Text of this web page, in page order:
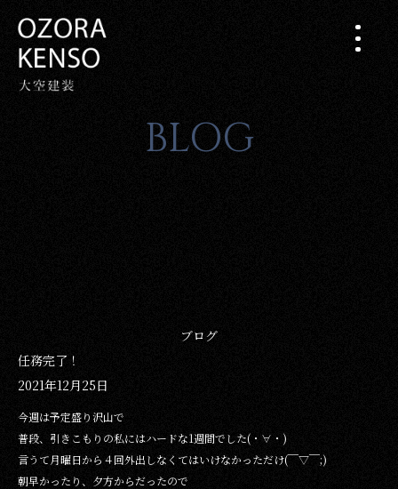
BLOG
ブログ
任務完了！
2021年12月25日
今週は予定盛り沢山で
普段、引きこもりの私にはハードな1週間でした(・∀・)
言うて月曜日から４回外出しなくてはいけなかっただけ(￣▽￣;)
朝早かったり、夕方からだったので